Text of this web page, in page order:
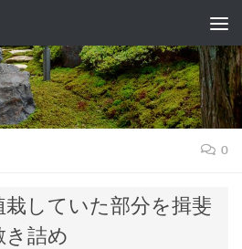
0
栽していた部分を揖斐
き詰め